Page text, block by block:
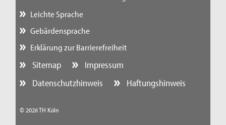
Leichte Sprache
Gebärdensprache
Erklärung zur Barrierefreiheit
Sitemap
Impressum
Datenschutzhinweis
Haftungshinweis
© 2026 TH Köln